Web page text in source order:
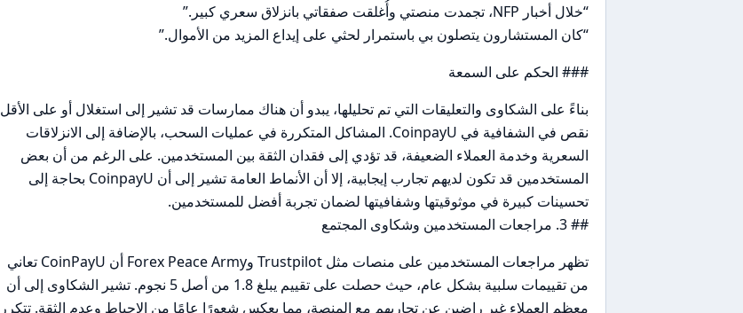
“خلال أخبار NFP، تجمدت منصتي وأُغلقت صفقاتي بانزلاق سعري كبير.”
“كان المستشارون يتصلون بي باستمرار لحثي على إيداع المزيد من الأموال.”
### الحكم على السمعة
بناءً على الشكاوى والتعليقات التي تم تحليلها، يبدو أن هناك ممارسات قد تشير إلى استغلال أو على الأقل
نقص في الشفافية في CoinpayU. المشاكل المتكررة في عمليات السحب، بالإضافة إلى الانزلاقات
السعرية وخدمة العملاء الضعيفة، قد تؤدي إلى فقدان الثقة بين المستخدمين. على الرغم من أن بعض
المستخدمين قد تكون لديهم تجارب إيجابية، إلا أن الأنماط العامة تشير إلى أن CoinpayU بحاجة إلى
تحسينات كبيرة في موثوقيتها وشفافيتها لضمان تجربة أفضل للمستخدمين.
## 3. مراجعات المستخدمين وشكاوى المجتمع
تظهر مراجعات المستخدمين على منصات مثل Trustpilot وForex Peace Army أن CoinPayU تعاني
من تقييمات سلبية بشكل عام، حيث حصلت على تقييم يبلغ 1.8 من أصل 5 نجوم. تشير الشكاوى إلى أن
معظم العملاء غير راضين عن تجاربهم مع المنصة، مما يعكس شعورًا عامًا من الإحباط وعدم الثقة. تتكرر